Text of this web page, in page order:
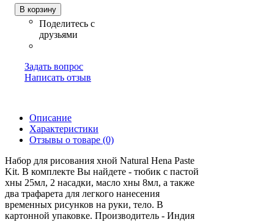
В корзину
Задать вопрос
Написать отзыв
Описание
Характеристики
Отзывы о товаре (0)
Набор для рисования хной Natural Hena Paste
Kit. В комплекте Вы найдете - тюбик с пастой
хны 25мл, 2 насадки, масло хны 8мл, а также
два трафарета для легкого нанесения
временных рисунков на руки, тело. В
картонной упаковке. Производитель - Индия